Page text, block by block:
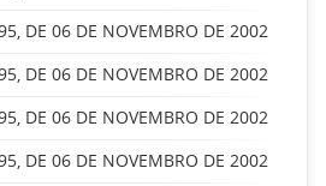
DE 06 DE NOVEMBRO DE 2002
DE 06 DE NOVEMBRO DE 2002
DE 06 DE NOVEMBRO DE 2002
DE 06 DE NOVEMBRO DE 2002